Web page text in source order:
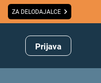
ZA DELODAJALCE
Prijava